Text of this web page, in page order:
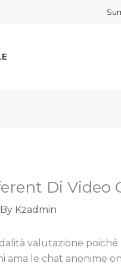
Di Video
Kzadmin
valutazione
ama le chat anonime